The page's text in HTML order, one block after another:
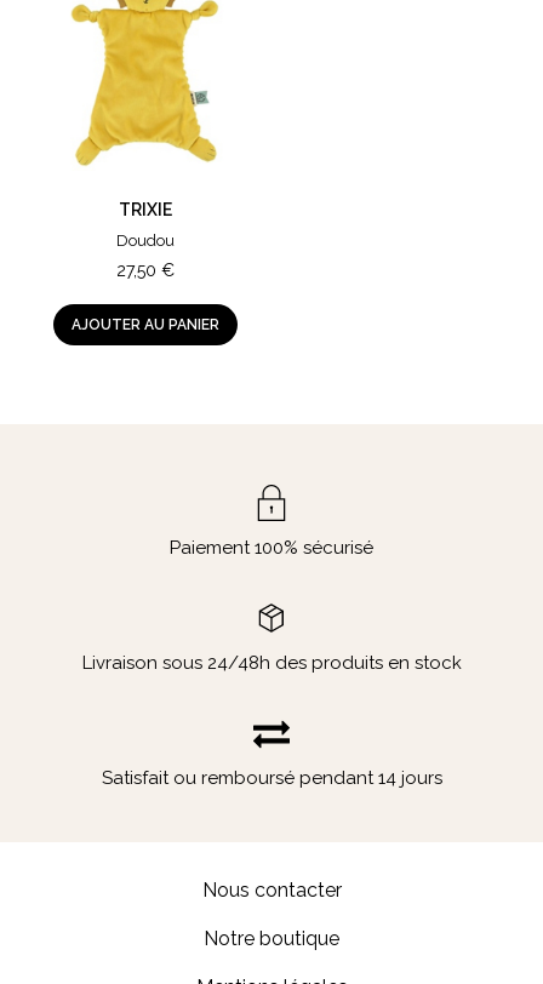
TRIXIE
Doudou
27,50 €
AJOUTER AU PANIER
Paiement 100% sécurisé
Livraison sous 24/48h des produits en stock
Satisfait ou remboursé pendant 14 jours
Nous contacter
Notre boutique